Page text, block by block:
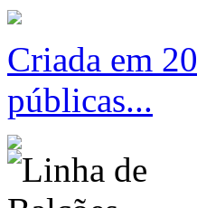
Criada em
públicas...